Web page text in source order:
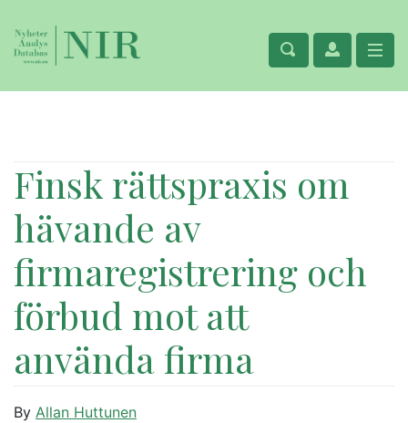
Finsk rättspraxis om
hävande av
firmaregistrering och
förbud mot att
använda firma
By Allan Huttunen